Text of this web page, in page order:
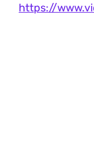
https://